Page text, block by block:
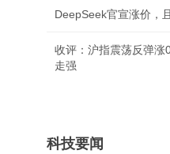
DeepSeek官宣涨价，
收评：沪指震荡反弹涨
走强
科技要闻